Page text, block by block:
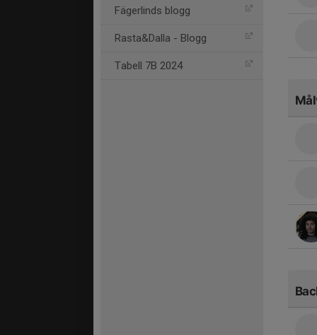
Fägerlinds blogg
Rasta&Dalla - Blogg
Tabell 7B 2024